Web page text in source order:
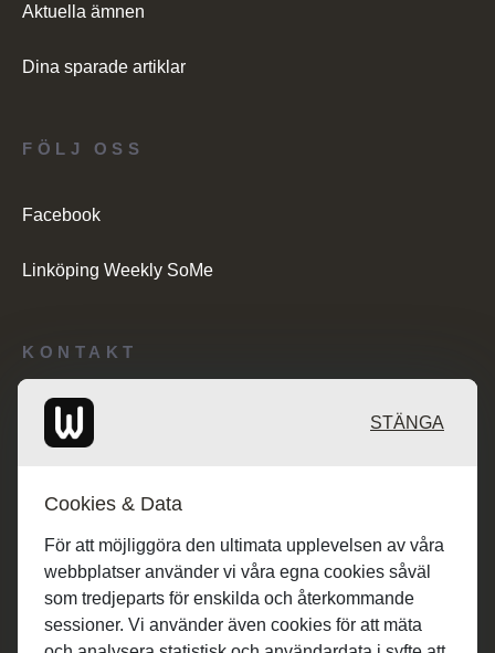
Aktuella ämnen
Dina sparade artiklar
KONTAKT
Redaktionen: desk@maratongroup.com
FÖLJ OSS
Facebook
Linköping Weekly SoMe
STÄNGA
Cookies & Data
För att möjliggöra den ultimata upplevelsen av våra
webbplatser använder vi våra egna cookies såväl
som tredjeparts för enskilda och återkommande
sessioner. Vi använder även cookies för att mäta